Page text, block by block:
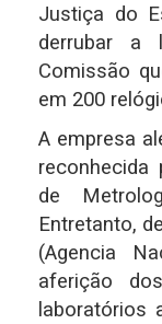
Justiça do
derrubar a
Comissão
em 200
A empresa
reconhecida
de
Entretanto,
(Agencia
aferição
laboratórios